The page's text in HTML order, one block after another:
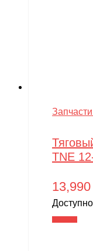
TNE
13,990